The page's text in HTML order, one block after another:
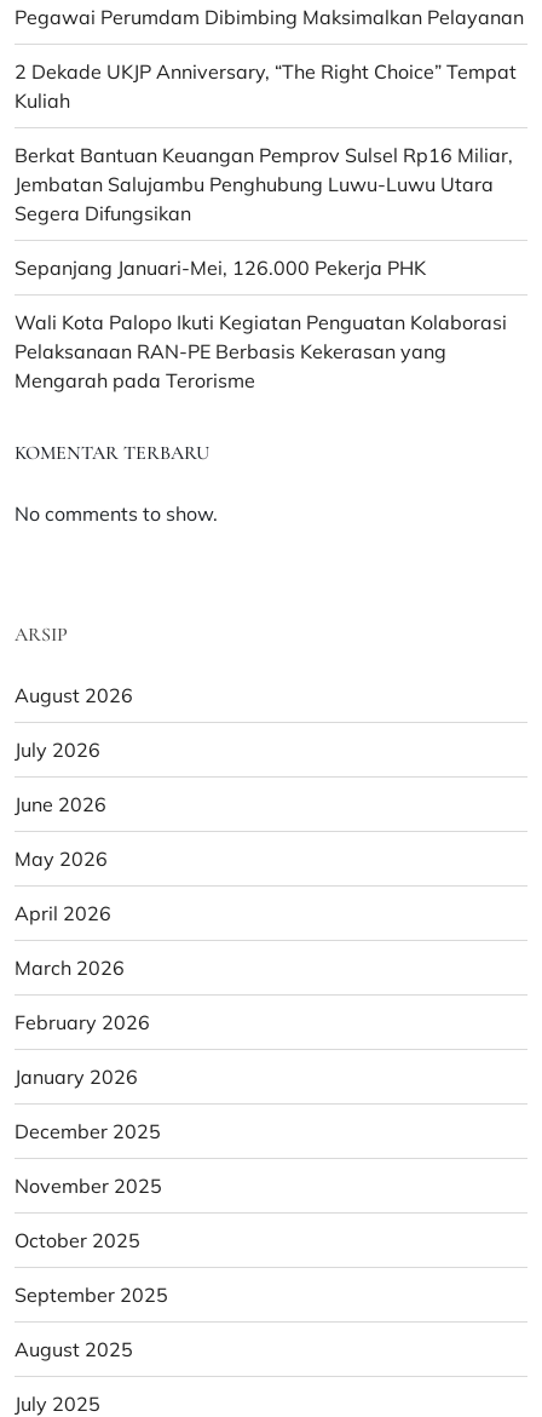
Pegawai Perumdam Dibimbing Maksimalkan Pelayanan
2 Dekade UKJP Anniversary, “The Right Choice” Tempat
Kuliah
Berkat Bantuan Keuangan Pemprov Sulsel Rp16 Miliar,
Jembatan Salujambu Penghubung Luwu-Luwu Utara
Segera Difungsikan
Sepanjang Januari-Mei, 126.000 Pekerja PHK
Wali Kota Palopo Ikuti Kegiatan Penguatan Kolaborasi
Pelaksanaan RAN-PE Berbasis Kekerasan yang
Mengarah pada Terorisme
KOMENTAR TERBARU
No comments to show.
ARSIP
August 2026
July 2026
June 2026
May 2026
April 2026
March 2026
February 2026
January 2026
December 2025
November 2025
October 2025
September 2025
August 2025
July 2025